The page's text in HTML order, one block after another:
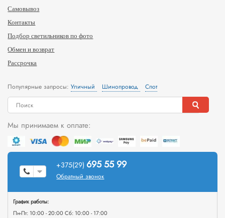
Самовывоз
Контакты
Подбор светильников по фото
Обмен и возврат
Рассрочка
Популярные запросы:Уличный Шинопровод Спот
Мы принимаем к оплате:
+375(29) 695 55 99
Обратный звонок
График работы:
Пн-Пт: 10:00 - 20:00 Сб: 10:00 - 17:00